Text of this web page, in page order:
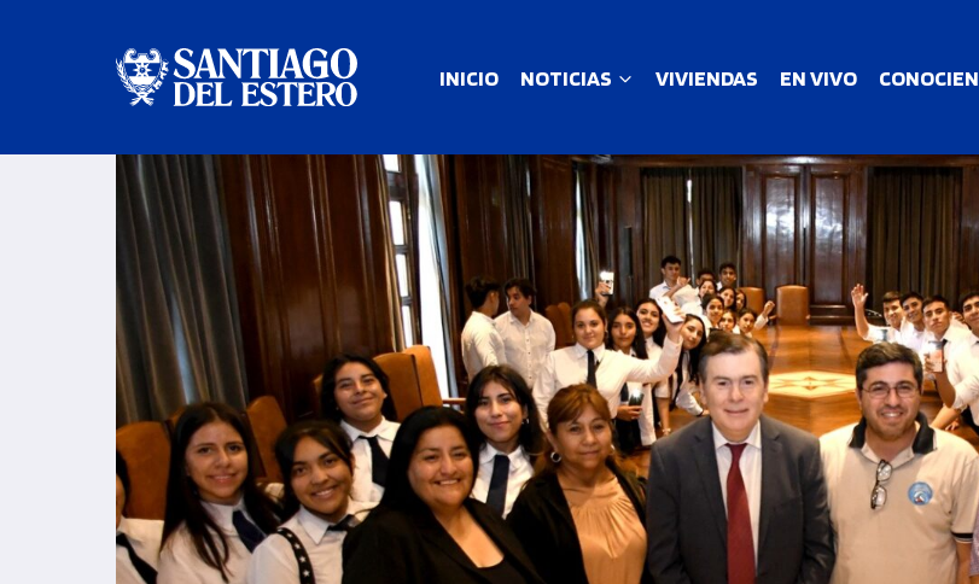
INICIO NOTICIAS VIVIENDAS EN VIVO